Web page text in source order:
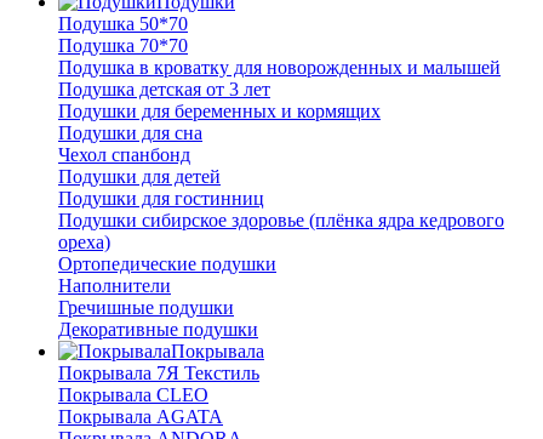
Подушка 50*70
Подушка 70*70
Подушка в кроватку для новорожденных и малышей
Подушка детская от 3 лет
Подушки для беременных и кормящих
Подушки для сна
Чехол спанбонд
Подушки для детей
Подушки для гостинниц
Подушки сибирское здоровье (плёнка ядра кедрового
ореха)
Ортопедические подушки
Наполнители
Гречишные подушки
Декоративные подушки
Покрывала
Покрывала 7Я Текстиль
Покрывала CLEO
Покрывала AGATA